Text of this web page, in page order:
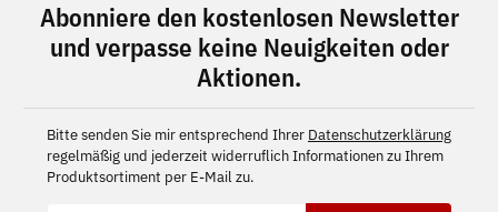
Abonniere den kostenlosen Newsletter
und verpasse keine Neuigkeiten oder
Aktionen.
Bitte senden Sie mir entsprechend Ihrer Datenschutzerklärung
regelmäßig und jederzeit widerruflich Informationen zu Ihrem
Produktsortiment per E-Mail zu.